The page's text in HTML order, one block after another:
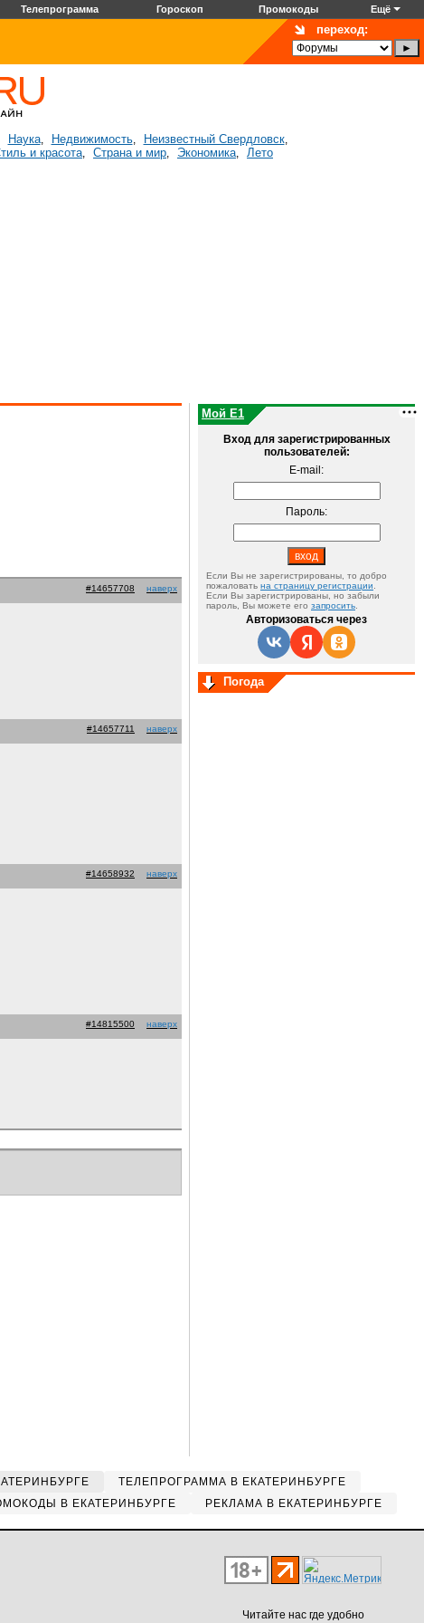
Телепрограмма Гороскоп Промокоды Ещё
переход:
Наука, Недвижимость, Неизвестный Свердловск,
и красота, Страна и мир, Экономика, Лето
#14657708 наверх
#14657711 наверх
#14658932 наверх
#14815500 наверх
Мой E1
Вход для зарегистрированных
пользователей:
E-mail:
Пароль:
Если Вы не зарегистрированы, то добро
пожаловать на страницу регистрации
Если Вы зарегистрированы, но забыли
пароль, Вы можете его запросить
Авторизоваться через
Погода
ТЕЛЕПРОГРАММА В ЕКАТЕРИНБУРГЕ
В ЕКАТЕРИНБУРГЕ РЕКЛАМА В ЕКАТЕРИНБУРГЕ
Читайте нас где удобно